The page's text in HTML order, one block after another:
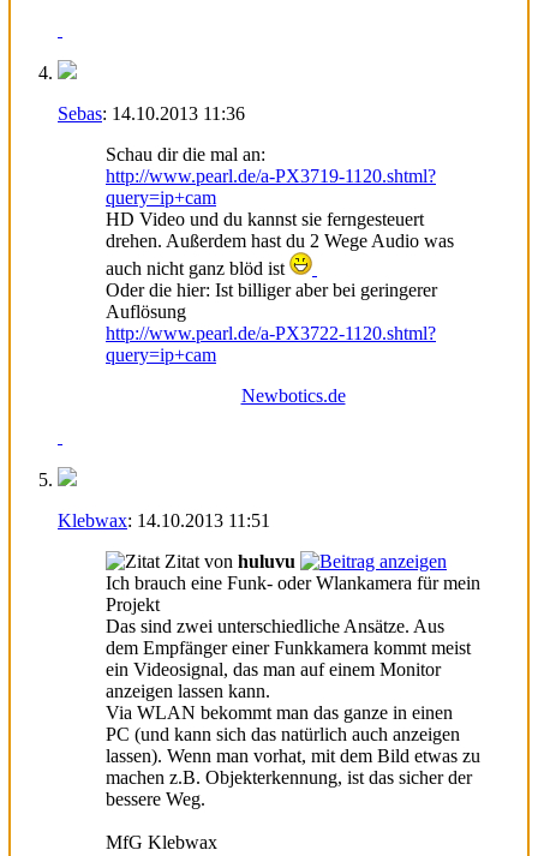
Sebas: 14.10.2013 11:36
Schau dir die mal an:
http://www.pearl.de/a-PX3719-1120.shtml?
query=ip+cam
HD Video und du kannst sie ferngesteuert
drehen. Außerdem hast du 2 Wege Audio was
auch nicht ganz blöd ist
Oder die hier: Ist billiger aber bei geringerer
Auflösung
http://www.pearl.de/a-PX3722-1120.shtml?
query=ip+cam
Newbotics.de
Klebwax: 14.10.2013 11:51
Zitat von huluvu
Ich brauch eine Funk- oder Wlankamera für mein
Projekt
Das sind zwei unterschiedliche Ansätze. Aus
dem Empfänger einer Funkkamera kommt meist
ein Videosignal, das man auf einem Monitor
anzeigen lassen kann.
Via WLAN bekommt man das ganze in einen
PC (und kann sich das natürlich auch anzeigen
lassen). Wenn man vorhat, mit dem Bild etwas zu
machen z.B. Objekterkennung, ist das sicher der
bessere Weg.
MfG Klebwax